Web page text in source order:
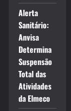
Alerta
Sanitário:
Anvisa
Determina
Suspensão
Total das
Atividades
da Elmeco